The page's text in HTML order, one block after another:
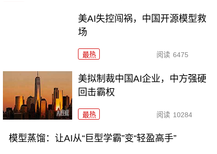
美AI失控闯祸，中国开源模型救
场
最热 阅读 6475
美拟制裁中国AI企业，中方强硬
回击霸权
最热 阅读 10284
模型蒸馏：让AI从“巨型学霸”变“轻盈高手”